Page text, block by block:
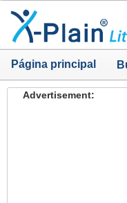
Página principal
Advertisement: